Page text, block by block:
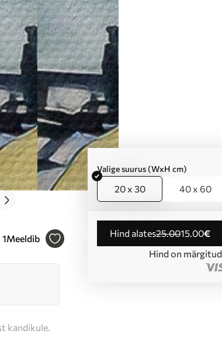
1Meeldib
Valige suurus (WxH cm)
20 x 30 40 x 60
Hind alates25.0015.00€
Hind on märgitud
kandikule.